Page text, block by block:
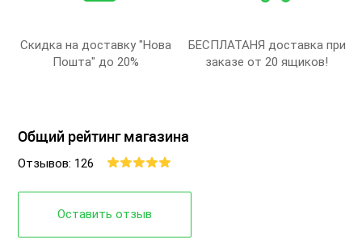
Скидка на доставку "Нова
Пошта" до 20%
БЕСПЛАТАНЯ доставка при
заказе от 20 ящиков!
Общий рейтинг магазина
Отзывов: 126
Оставить отзыв